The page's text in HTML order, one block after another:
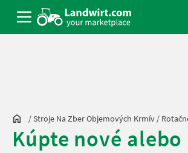
/Stroje Na Zber Objemových Krmív /
Kúpte nové